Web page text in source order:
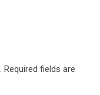
Required fields are